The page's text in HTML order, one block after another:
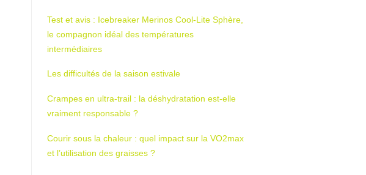
Test et avis : Icebreaker Merinos Cool-Lite Sphère,
le compagnon idéal des températures
intermédiaires
Les difficultés de la saison estivale
Crampes en ultra-trail : la déshydratation est-elle
vraiment responsable ?
Courir sous la chaleur : quel impact sur la VO2max
et l’utilisation des graisses ?